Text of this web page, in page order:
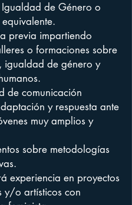
de Género o
previa impartiendo
o formaciones sobre
igualdad de género y
de comunicación
y respuesta ante
muy amplios y
sobre metodologías
experiencia en proyectos
y/o artísticos con